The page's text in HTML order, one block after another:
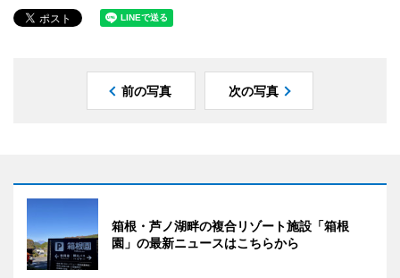
前の写真 次の写真
箱根・芦ノ湖畔の複合リゾート施設「箱根
園」の最新ニュースはこちらから